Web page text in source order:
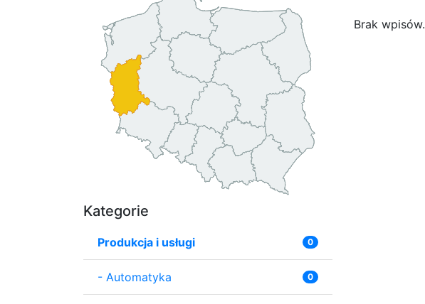
Brak wpisów.
Kategorie
Produkcja i usługi 0
- Automatyka 0